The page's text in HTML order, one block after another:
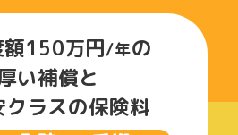
額150万円/年の
い補償と
クラスの保険料